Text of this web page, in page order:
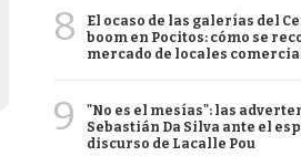
8
El ocaso de las galerías del
boom en Pocitos: cómo se
mercado de locales
9
"No es el mesías": las
Sebastián Da Silva ante el
discurso de Lacalle Pou